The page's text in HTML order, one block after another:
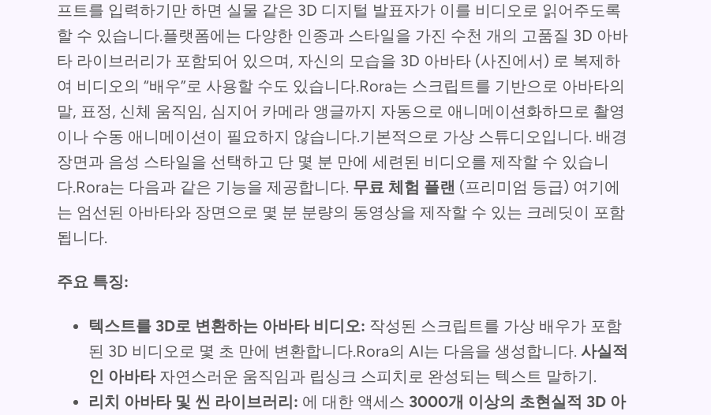
프트를 입력하기만 하면 실물 같은 3D 디지털 발표자가 이를 비디오로 읽어주도록
할 수 있습니다.플랫폼에는 다양한 인종과 스타일을 가진 수천 개의 고품질 3D 아바
타 라이브러리가 포함되어 있으며, 자신의 모습을 3D 아바타 (사진에서) 로 복제하
여 비디오의 “배우”로 사용할 수도 있습니다.Rora는 스크립트를 기반으로 아바타의
말, 표정, 신체 움직임, 심지어 카메라 앵글까지 자동으로 애니메이션화하므로 촬영
이나 수동 애니메이션이 필요하지 않습니다.기본적으로 가상 스튜디오입니다. 배경
장면과 음성 스타일을 선택하고 단 몇 분 만에 세련된 비디오를 제작할 수 있습니
다.Rora는 다음과 같은 기능을 제공합니다. 무료 체험 플랜 (프리미엄 등급) 여기에
는 엄선된 아바타와 장면으로 몇 분 분량의 동영상을 제작할 수 있는 크레딧이 포함
됩니다.
주요 특징:
텍스트를 3D로 변환하는 아바타 비디오: 작성된 스크립트를 가상 배우가 포함
된 3D 비디오로 몇 초 만에 변환합니다.Rora의 AI는 다음을 생성합니다. 사실적
인 아바타자연스러운 움직임과 립싱크 스피치로 완성되는 텍스트 말하기.
리치 아바타 및 씬 라이브러리: 에 대한 액세스 3000개 이상의 초현실적 3D 아